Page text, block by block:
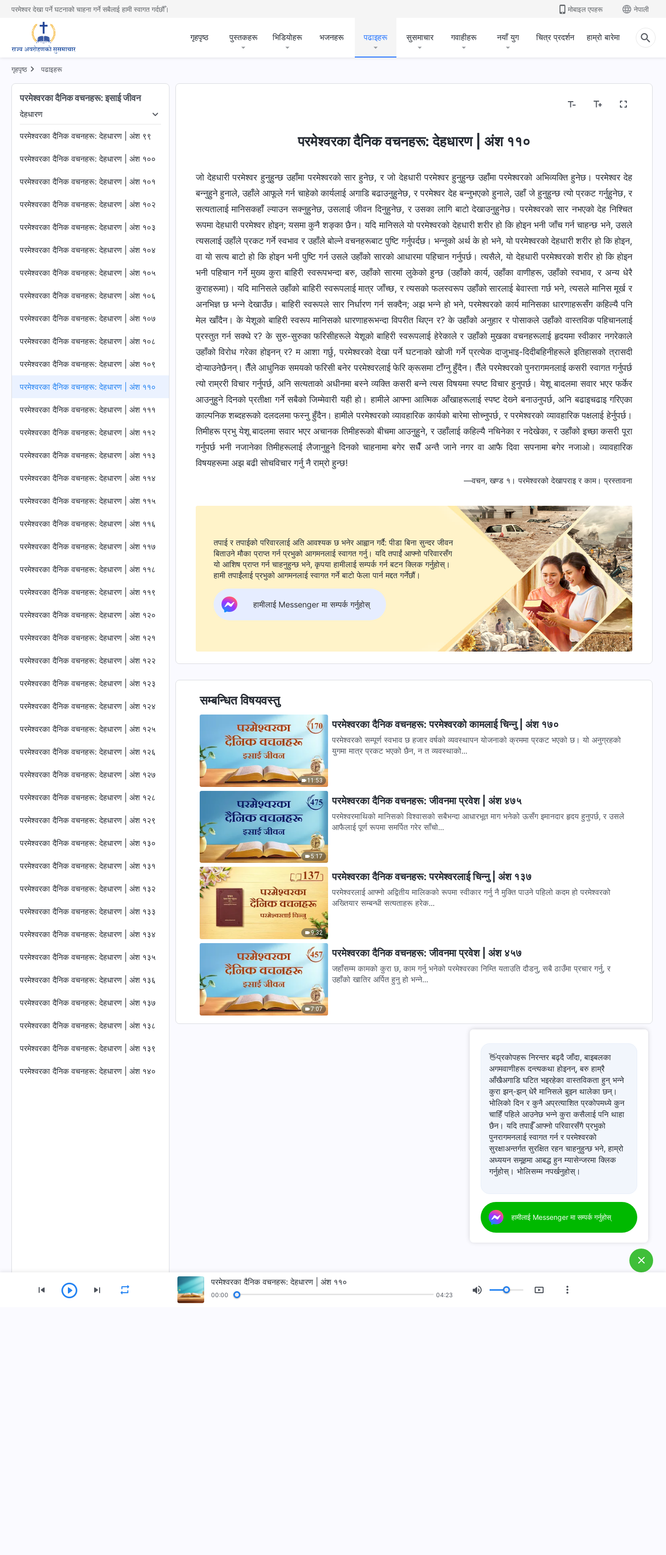
परमेश्वर देखा पर्ने घटनाको चाहना गर्ने सबैलाई हामी स्वागत गर्दछौँ। मोबाइल एपहरू नेपाली
गृहपृष्ठ पुस्तकहरू भिडियोहरू भजनहरू पढाइहरू सुसमाचार गवाहीहरू नयाँ युग चित्र प्रदर्शन हाम्रो बारेमा
गृहपृष्ठ पढाइहरू
परमेश्‍वरका दैनिक वचनहरू: इसाई जीवन
देहधारण
न्याय देहधारण परमेश्‍वरको कामलाई चिन्‍नु
परमेश्‍वरका दैनिक वचनहरू: देहधारण | अंश ९९
परमेश्‍वरका दैनिक वचनहरू: देहधारण | अंश १००
परमेश्‍वरका दैनिक वचनहरू: देहधारण | अंश १०१
परमेश्‍वरका दैनिक वचनहरू: देहधारण | अंश १०२
परमेश्‍वरका दैनिक वचनहरू: देहधारण | अंश १०३
परमेश्‍वरका दैनिक वचनहरू: देहधारण | अंश १०४
परमेश्‍वरका दैनिक वचनहरू: देहधारण | अंश १०५
परमेश्‍वरका दैनिक वचनहरू: देहधारण | अंश १०६
परमेश्‍वरका दैनिक वचनहरू: देहधारण | अंश १०७
परमेश्‍वरका दैनिक वचनहरू: देहधारण | अंश १०८
परमेश्‍वरका दैनिक वचनहरू: देहधारण | अंश १०९
परमेश्‍वरका दैनिक वचनहरू: देहधारण | अंश ११०
परमेश्‍वरका दैनिक वचनहरू: देहधारण | अंश १११
परमेश्‍वरका दैनिक वचनहरू: देहधारण | अंश ११२
परमेश्‍वरका दैनिक वचनहरू: देहधारण | अंश ११३
परमेश्‍वरका दैनिक वचनहरू: देहधारण | अंश ११४
परमेश्‍वरका दैनिक वचनहरू: देहधारण | अंश ११५
परमेश्‍वरका दैनिक वचनहरू: देहधारण | अंश ११६
परमेश्‍वरका दैनिक वचनहरू: देहधारण | अंश ११७
परमेश्‍वरका दैनिक वचनहरू: देहधारण | अंश ११८
परमेश्‍वरका दैनिक वचनहरू: देहधारण | अंश ११९
परमेश्‍वरका दैनिक वचनहरू: देहधारण | अंश १२०
परमेश्‍वरका दैनिक वचनहरू: देहधारण | अंश १२१
परमेश्‍वरका दैनिक वचनहरू: देहधारण | अंश १२२
परमेश्‍वरका दैनिक वचनहरू: देहधारण | अंश १२३
परमेश्‍वरका दैनिक वचनहरू: देहधारण | अंश १२४
परमेश्‍वरका दैनिक वचनहरू: देहधारण | अंश १२५
परमेश्‍वरका दैनिक वचनहरू: देहधारण | अंश १२६
परमेश्‍वरका दैनिक वचनहरू: देहधारण | अंश १२७
परमेश्‍वरका दैनिक वचनहरू: देहधारण | अंश १२८
परमेश्‍वरका दैनिक वचनहरू: देहधारण | अंश १२९
परमेश्‍वरका दैनिक वचनहरू: देहधारण | अंश १३०
परमेश्‍वरका दैनिक वचनहरू: देहधारण | अंश १३१
परमेश्‍वरका दैनिक वचनहरू: देहधारण | अंश १३२
परमेश्‍वरका दैनिक वचनहरू: देहधारण | अंश १३३
परमेश्‍वरका दैनिक वचनहरू: देहधारण | अंश १३४
परमेश्‍वरका दैनिक वचनहरू: देहधारण | अंश १३५
परमेश्‍वरका दैनिक वचनहरू: देहधारण | अंश १३६
परमेश्‍वरका दैनिक वचनहरू: देहधारण | अंश १३७
परमेश्‍वरका दैनिक वचनहरू: देहधारण | अंश १३८
परमेश्‍वरका दैनिक वचनहरू: देहधारण | अंश १३९
परमेश्‍वरका दैनिक वचनहरू: देहधारण | अंश १४०
परमेश्‍वरका दैनिक वचनहरू: देहधारण | अंश ११०
जो देहधारी परमेश्‍वर हुनुहुन्छ उहाँमा परमेश्‍वरको सार हुनेछ, र जो देहधारी परमेश्‍वर हुनुहुन्छ उहाँमा परमेश्‍वरको अभिव्यक्ति हुनेछ। परमेश्‍वर देह
बन्नुहुने हुनाले, उहाँले आफूले गर्न चाहेको कार्यलाई अगाडि बढाउनुहुनेछ, र परमेश्‍वर देह बन्नुभएको हुनाले, उहाँ जे हुनुहुन्छ त्यो प्रकट गर्नुहुनेछ, र
सत्यतालाई मानिसकहाँ ल्याउन सक्नुहुनेछ, उसलाई जीवन दिनुहुनेछ, र उसका लागि बाटो देखाउनुहुनेछ। परमेश्‍वरको सार नभएको देह निश्चित
रूपमा देहधारी परमेश्‍वर होइन; यसमा कुनै शङ्का छैन। यदि मानिसले यो परमेश्‍वरको देहधारी शरीर हो कि होइन भनी जाँच गर्न चाहन्छ भने, उसले
त्यसलाई उहाँले प्रकट गर्ने स्वभाव र उहाँले बोल्ने वचनहरूबाट पुष्टि गर्नुपर्दछ। भन्नुको अर्थ के हो भने, यो परमेश्‍वरको देहधारी शरीर हो कि होइन,
वा यो सत्य बाटो हो कि होइन भनी पुष्टि गर्न उसले उहाँको सारको आधारमा पहिचान गर्नुपर्छ। त्यसैले, यो देहधारी परमेश्‍वरको शरीर हो कि होइन
भनी पहिचान गर्ने मुख्य कुरा बाहिरी स्वरूपभन्दा बरु, उहाँको सारमा लुकेको हुन्छ (उहाँको कार्य, उहाँका वाणीहरू, उहाँको स्वभाव, र अन्य धेरै
कुराहरूमा)। यदि मानिसले उहाँको बाहिरी स्वरूपलाई मात्र जाँच्छ, र त्यसको फलस्वरूप उहाँको सारलाई बेवास्ता गर्छ भने, त्यसले मानिस मूर्ख र
अनभिज्ञ छ भन्ने देखाउँछ। बाहिरी स्वरूपले सार निर्धारण गर्न सक्दैन; अझ भन्ने हो भने, परमेश्‍वरको कार्य मानिसका धारणाहरूसँग कहिल्यै पनि
मेल खाँदैन। के येशूको बाहिरी स्वरूप मानिसको धारणाहरूभन्दा विपरीत थिएन र? के उहाँको अनुहार र पोसाकले उहाँको वास्तविक पहिचानलाई
प्रस्तुत गर्न सक्थे र? के सुरु-सुरुका फरिसीहरूले येशूको बाहिरी स्वरूपलाई हेरेकाले र उहाँको मुखका वचनहरूलाई हृदयमा स्वीकार नगरेकाले
उहाँको विरोध गरेका होइनन् र? म आशा गर्छु, परमेश्‍वरको देखा पर्ने घटनाको खोजी गर्ने प्रत्येक दाजुभाइ-दिदीबहिनीहरूले इतिहासको त्रासदी
दोऱ्याउनेछैनन्। तैँले आधुनिक समयको फरिसी बनेर परमेश्‍वरलाई फेरि क्रूसमा टाँग्‍नु हुँदैन। तैँले परमेश्‍वरको पुनरागमनलाई कसरी स्वागत गर्नुपर्छ
त्यो राम्ररी विचार गर्नुपर्छ, अनि सत्यताको अधीनमा बस्ने व्यक्ति कसरी बन्ने त्यस विषयमा स्पष्ट विचार हुनुपर्छ। येशू बादलमा सवार भएर फर्केर
आउनुहुने दिनको प्रतीक्षा गर्ने सबैको जिम्मेवारी यही हो। हामीले आफ्ना आत्मिक आँखाहरूलाई स्पष्ट देख्‍ने बनाउनुपर्छ, अनि बढाइचढाइ गरिएका
काल्पनिक शब्दहरूको दलदलमा फस्नु हुँदैन। हामीले परमेश्‍वरको व्यावहारिक कार्यको बारेमा सोच्नुपर्छ, र परमेश्‍वरको व्यावहारिक पक्षलाई हेर्नुपर्छ।
तिमीहरू प्रभु येशू बादलमा सवार भएर अचानक तिमीहरूको बीचमा आउनुहुने, र उहाँलाई कहिल्यै नचिनेका र नदेखेका, र उहाँको इच्छा कसरी पूरा
गर्नुपर्छ भनी नजानेका तिमीहरूलाई लैजानुहुने दिनको चाहनामा बगेर सधैँ अन्तै जाने नगर वा आफै दिवा सपनामा बगेर नजाओ। व्यावहारिक
विषयहरूमा अझ बढी सोचविचार गर्नु नै राम्रो हुन्छ!
—वचन, खण्ड १। परमेश्‍वरको देखापराइ र काम। प्रस्तावना
तपाई र तपाईको परिवारलाई अति आवश्यक छ भनेर आह्वान गर्दै: पीडा बिना सुन्दर जीवन
बिताउने मौका प्राप्त गर्न प्रभुको आगमनलाई स्वागत गर्नु। यदि तपाईं आफ्नो परिवारसँग
यो आशिष प्राप्त गर्न चाहनुहुन्छ भने, कृपया हामीलाई सम्पर्क गर्न बटन क्लिक गर्नुहोस्।
हामी तपाईंलाई प्रभुको आगमनलाई स्वागत गर्ने बाटो फेला पार्न मद्दत गर्नेछौं।
हामीलाई Messenger मा सम्पर्क गर्नुहोस्
सम्बन्धित विषयवस्तु
11:53
परमेश्‍वरका दैनिक वचनहरू: परमेश्‍वरको कामलाई चिन्‍नु | अंश १७०
परमेश्‍वरको सम्पूर्ण स्वभाव छ हजार वर्षको व्यवस्थापन योजनाको क्रममा प्रकट भएको छ। यो अनुग्रहको
युगमा मात्र प्रकट भएको छैन, न त व्यवस्थाको...
5:17
परमेश्‍वरका दैनिक वचनहरू: जीवनमा प्रवेश | अंश ४७५
परमेश्‍वरमाथिको मानिसको विश्‍वासको सबैभन्दा आधारभूत माग भनेको ऊसँग इमानदार हृदय हुनुपर्छ, र उसले
आफैलाई पूर्ण रूपमा समर्पित गरेर साँचो...
9:32
परमेश्‍वरका दैनिक वचनहरू: परमेश्‍वरलाई चिन्‍नु | अंश १३७
परमेश्‍वरलाई आफ्नो अद्वितीय मालिकको रूपमा स्वीकार गर्नु नै मुक्ति पाउने पहिलो कदम हो परमेश्‍वरको
अख्तियार सम्‍बन्धी सत्यताहरू हरेक...
7:07
परमेश्‍वरका दैनिक वचनहरू: जीवनमा प्रवेश | अंश ४५७
जहाँसम्म कामको कुरा छ, काम गर्नु भनेको परमेश्‍वरका निम्ति यताउति दौडनु, सबै ठाउँमा प्रचार गर्नु, र
उहाँको खातिर अर्पित हुनु हो भन्‍ने...
👋प्रकोपहरू निरन्तर बढ्दै जाँदा, बाइबलका
अगमवाणीहरू दन्त्यकथा होइनन्, बरु हाम्रै
आँखैअगाडि घटित भइरहेका वास्तविकता हुन् भन्ने
कुरा झन्-झन् धेरै मानिसले बुझ्न थालेका छन्।
भोलिको दिन र कुनै अप्रत्याशित प्रकोपमध्ये कुन
चाहिँ पहिले आउनेछ भन्ने कुरा कसैलाई पनि थाहा
छैन। यदि तपाईँ आफ्नो परिवारसँगै प्रभुको
पुनरागमनलाई स्वागत गर्न र परमेश्‍वरको
सुरक्षाअन्तर्गत सुरक्षित रहन चाहनुहुन्छ भने, हाम्रो
अध्ययन समूहमा आबद्ध हुन म्यासेन्जरमा क्लिक
गर्नुहोस्। भोलिसम्म नपर्खनुहोस्।
हामीलाई Messenger मा सम्पर्क गर्नुहोस्
परमेश्‍वरका दैनिक वचनहरू: देहधारण | अंश ११०
00:00 04:23